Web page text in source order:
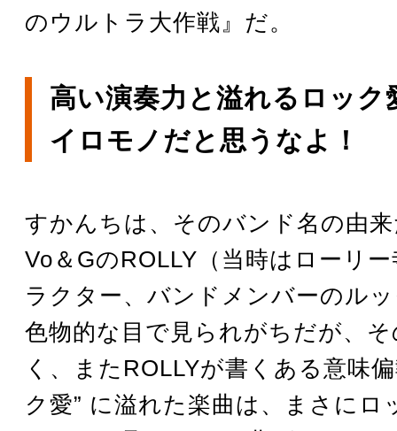
のウルトラ大作戦』だ。
高い演奏力と溢れるロック
イロモノだと思うなよ！
すかんちは、そのバンド名の由
Vo＆GのROLLY（当時はローリ
ラクター、バンドメンバーのル
色物的な目で見られがちだが、
く、またROLLYが書くある意味
ク愛” に溢れた楽曲は、まさにロ